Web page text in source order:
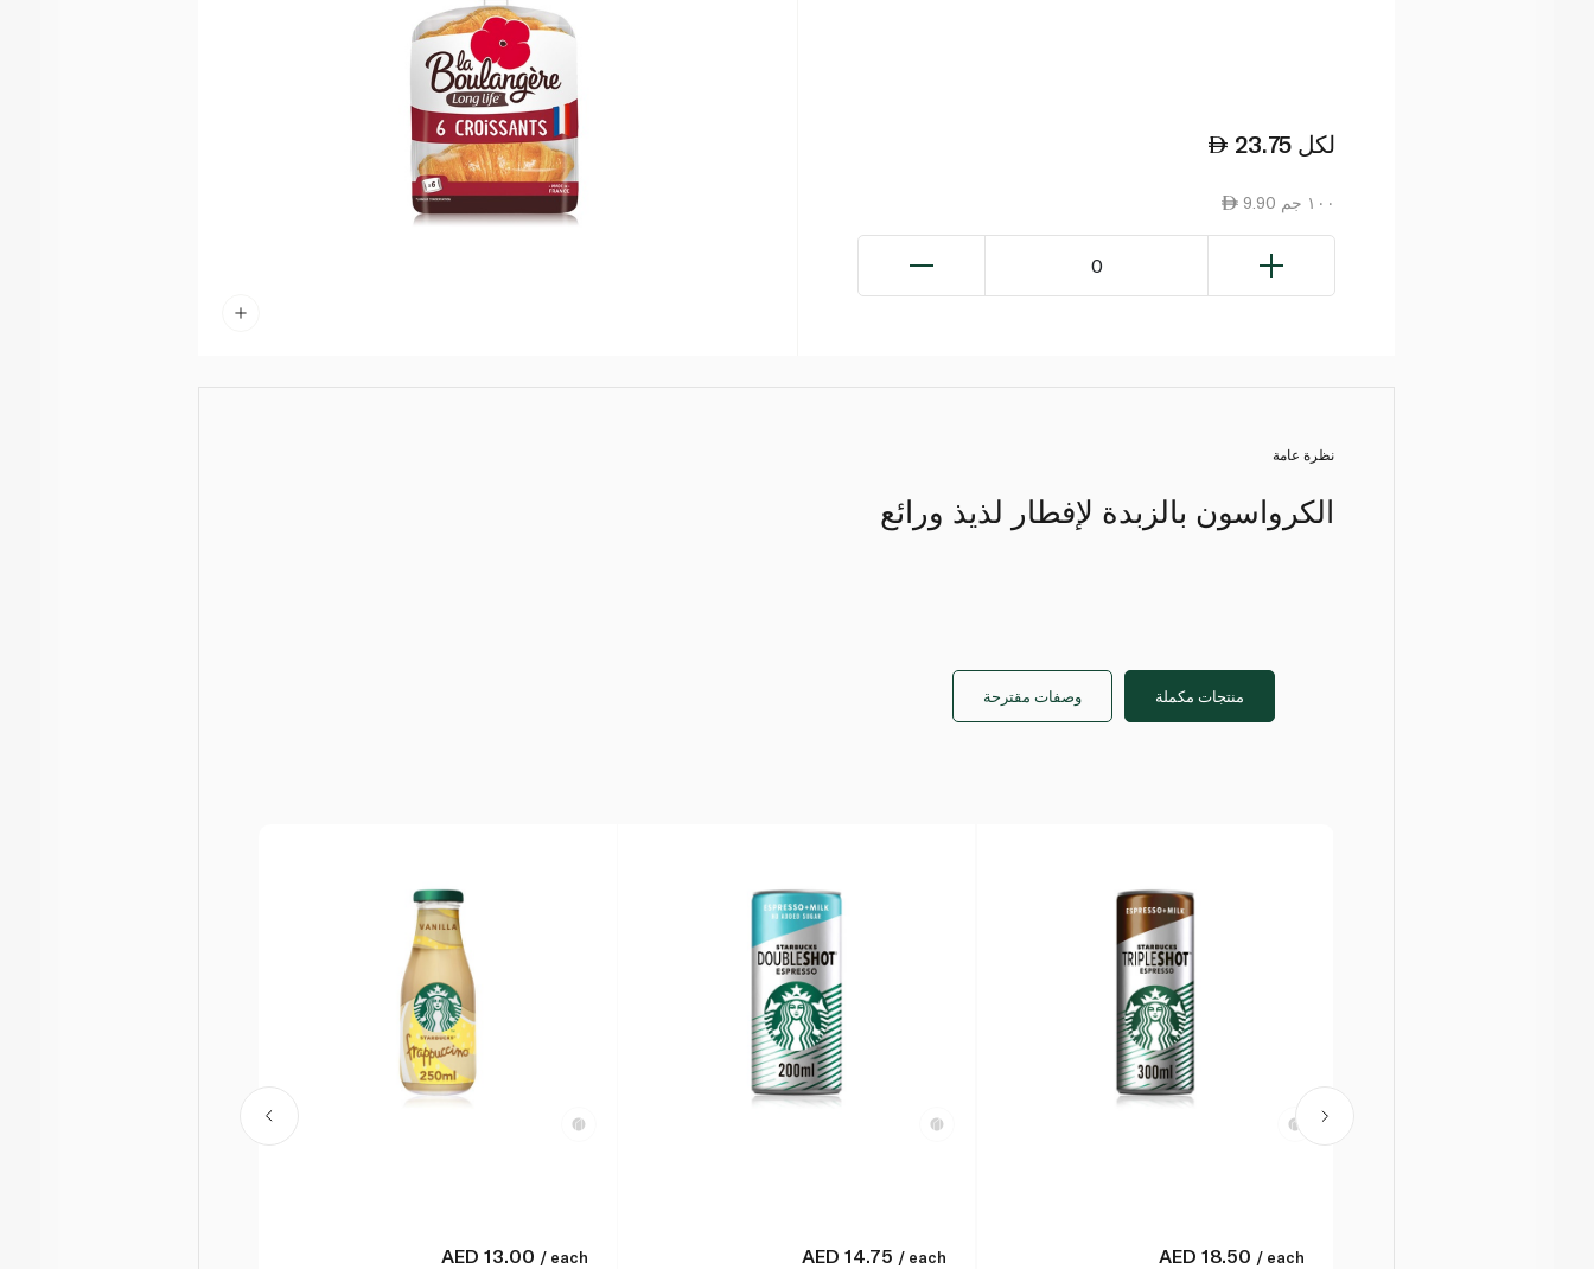
23.75 لكل
9.90 ١٠٠ جم
0
نظرة عامة
الكرواسون بالزبدة لإفطار لذيذ ورائع
منتجات مكملة وصفات مقترحة
AED 18.50 / each
AED 14.75 / each
AED 13.00 / each